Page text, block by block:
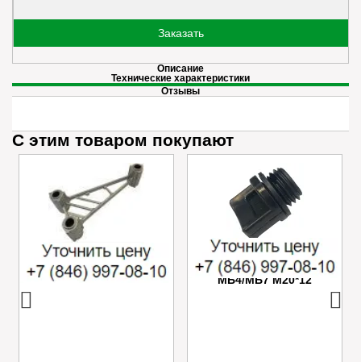
Заказать
Описание
Технические характеристики
Отзывы
С этим товаром покупают
Успокоитель цепи
Caiman VARIO
Пробка маслозаливного
отверстия редуктора
МБ4/МБ7 M20*12